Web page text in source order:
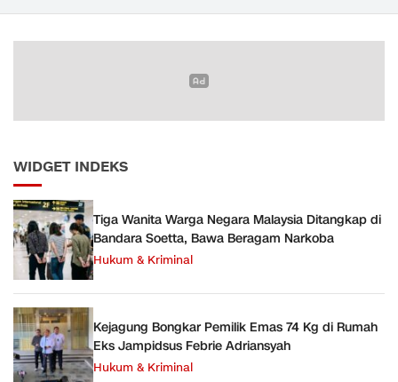
WIDGET INDEKS
Tiga Wanita Warga Negara Malaysia Ditangkap di
Bandara Soetta, Bawa Beragam Narkoba
Hukum & Kriminal
Kejagung Bongkar Pemilik Emas 74 Kg di Rumah
Eks Jampidsus Febrie Adriansyah
Hukum & Kriminal